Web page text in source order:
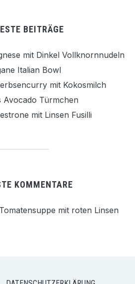
BEITRÄGE
mit Dinkel Vollknornnudeln
Italian Bowl
mit Kokosmilch
Avocado Türmchen
mit Linsen Fusilli
KOMMENTARE
mit roten Linsen